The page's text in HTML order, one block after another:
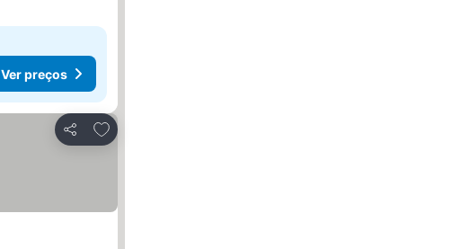
Ver preços
Partilhar
Adicionar aos favoritos